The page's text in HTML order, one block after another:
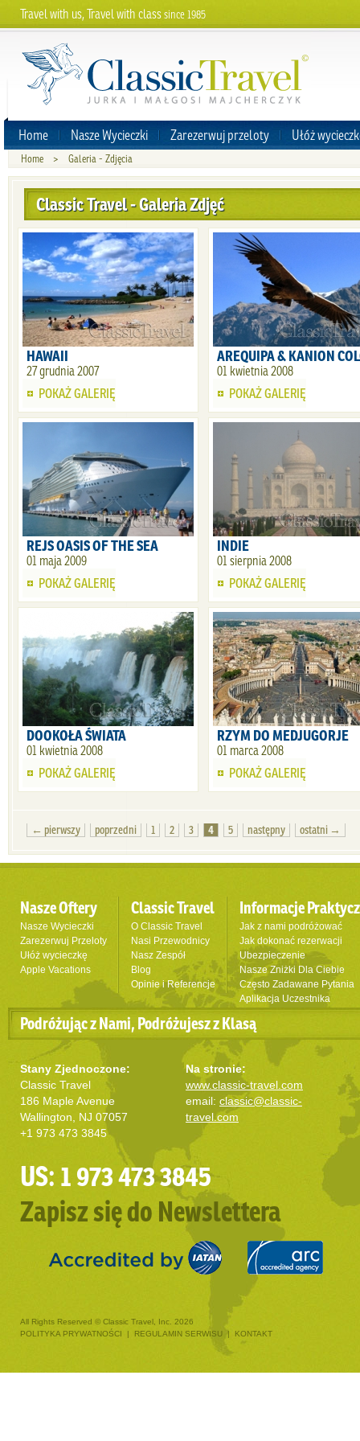
Travel with us, Travel with classsince 1985
Home Nasze Wycieczki Zarezerwuj przeloty Ułóż
Home > Galeria - Zdjęcia
Classic Travel - Galeria Zdjęć
HAWAII
27 grudnia 2007
POKAŻ GALERIĘ
AREQUIPA & KANION
01 kwietnia 2008
POKAŻ GALERIĘ
REJS OASIS OF THE SEA
01 maja 2009
POKAŻ GALERIĘ
INDIE
01 sierpnia 2008
POKAŻ GALERIĘ
DOOKOŁA ŚWIATA
01 kwietnia 2008
POKAŻ GALERIĘ
RZYM DO MEDJUGORJE
01 marca 2008
POKAŻ GALERIĘ
← pierwszy poprzedni 1 2 3 4 5 następny ostatni →
Nasze Oftery
Nasze Wycieczki
Zarezerwuj Przeloty
Ułóż wycieczkę
Apple Vacations
Classic Travel
O Classic Travel
Nasi Przewodnicy
Nasz Zespół
Blog
Opinie i Referencje
Informacje
Jak z nami podróżować
Jak dokonać rezerwacji
Ubezpieczenie
Nasze Zniżki Dla Ciebie
Często Zadawane Pytania
Aplikacja Uczestnika
Podróżując z Nami, Podróżujesz z Klasą
Stany Zjednoczone:
Classic Travel
186 Maple Avenue
Wallington, NJ 07057
+1 973 473 3845
Na stronie:
www.classic-travel.com
email: classic@classic-
travel.com
US: 1 973 473 3845
Zapisz się do Newslettera
All Rights Reserved © Classic Travel, Inc. 2026
POLITYKA PRYWATNOŚCI
| REGULAMIN SERWISU | KONTAKT